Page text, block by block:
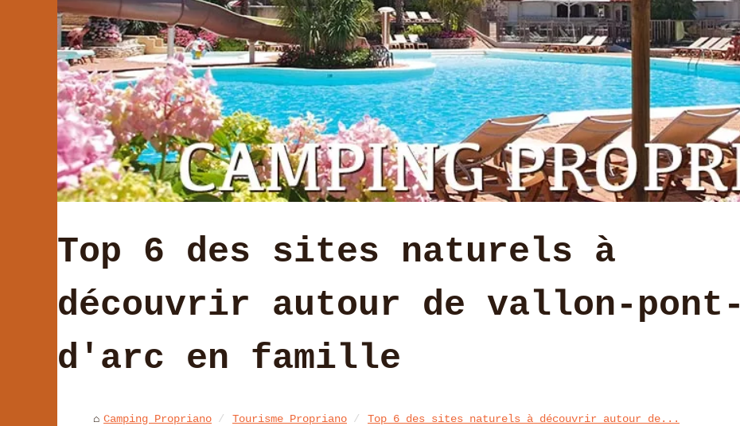
Top 6 des sites naturels à
découvrir autour de vallon-pont-
d'arc en famille
Camping Propriano Tourisme Propriano Top 6 des sites naturels à découvrir autour de...